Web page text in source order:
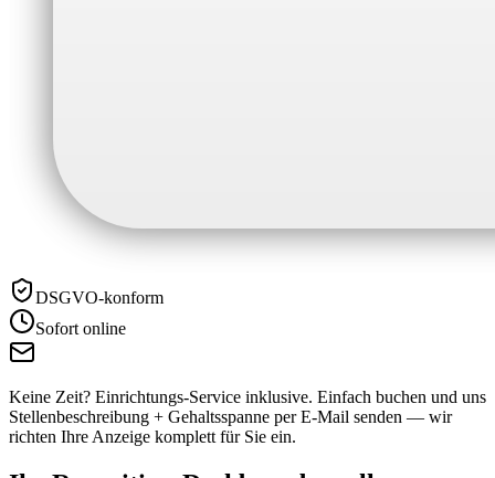
DSGVO-konform
Sofort online
Keine Zeit? Einrichtungs-Service inklusive. Einfach buchen und uns
Stellenbeschreibung + Gehaltsspanne per E-Mail senden — wir
richten Ihre Anzeige komplett für Sie ein.